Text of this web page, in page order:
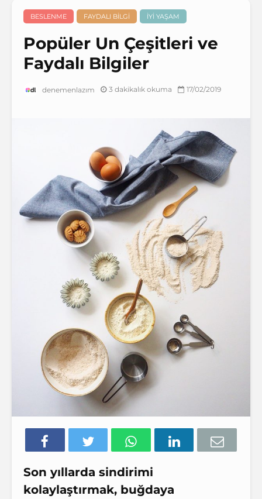
BESLENME FAYDALI BILGI İYI YAŞAM
Popüler Un Çeşitleri ve
Faydalı Bilgiler
denemenlazım 3 dakikalık okuma 17/02/2019
Son yıllarda sindirimi
kolaylaştırmak, buğdaya